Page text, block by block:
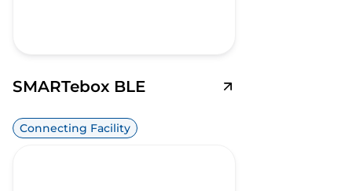
SMARTebox BLE
Connecting Facility